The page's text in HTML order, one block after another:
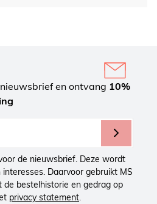
en ontvang 10%
de nieuwsbrief. Deze wordt
Daarvoor gebruikt MS
de bestelhistorie en gedrag op
privacy statement.